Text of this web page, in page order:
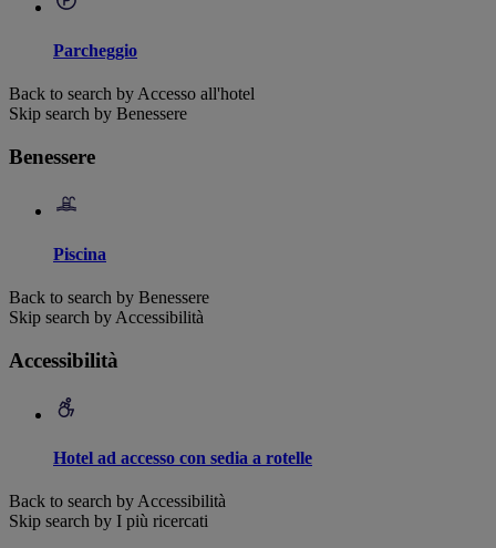
Parcheggio
Back to search by Accesso all'hotel
Skip search by Benessere
Benessere
Piscina
Back to search by Benessere
Skip search by Accessibilità
Accessibilità
Hotel ad accesso con sedia a rotelle
Back to search by Accessibilità
Skip search by I più ricercati